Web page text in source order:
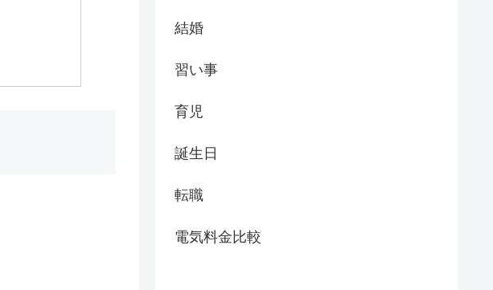
結婚
習い事
育児
誕生日
転職
電気料金比較